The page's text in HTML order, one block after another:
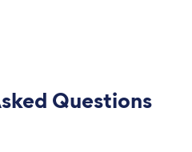
Questions